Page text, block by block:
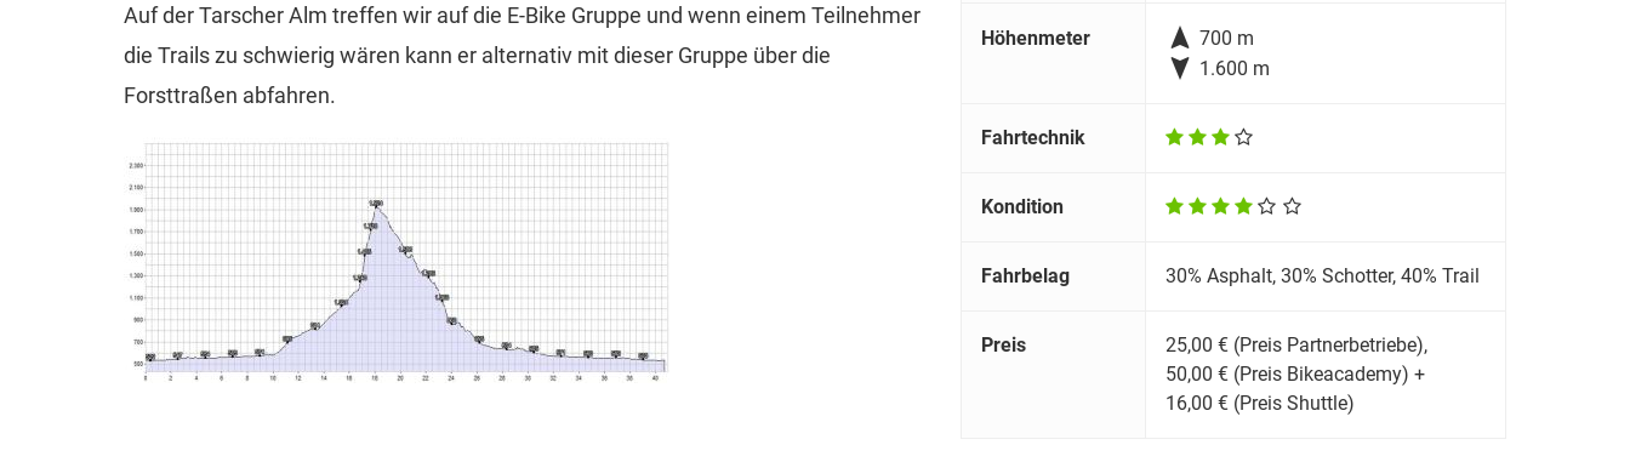
Höhenmeter  700 m
 1.600 m
Fahrtechnik
Kondition
Fahrbelag 30% Asphalt, 30% Schotter, 40% Trail
Preis
25,00 € (Preis Partnerbetriebe),
50,00 € (Preis Bikeacademy) +
16,00 € (Preis Shuttle)
Auf der Tarscher Alm treffen wir auf die E-Bike Gruppe und wenn einem Teilnehmer
die Trails zu schwierig wären kann er alternativ mit dieser Gruppe über die
Forsttraßen abfahren.